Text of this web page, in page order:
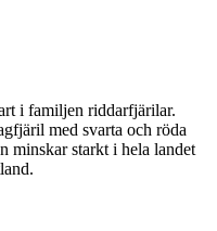
i familjen riddarfjärilar.
med svarta och röda
minskar starkt i hela landet